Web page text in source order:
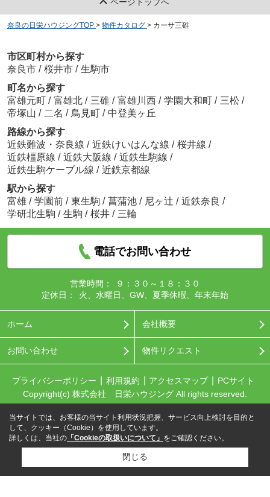
奈良の日栄ハウジングTOP > 物件カタログ > カーサ三碓
市区町村から探す
奈良市 / 桜井市 / 生駒市
町名から探す
富雄元町 / 富雄北 / 三碓 / 富雄川西 / 学園大和町 / 三松 /
帝塚山 / 二名 / 鳥見町 / 中登美ヶ丘
路線から探す
近鉄難波・奈良線 / 近鉄けいはんな線 / 桜井線 /
近鉄橿原線 / 近鉄大阪線 / 近鉄生駒線 /
近鉄生駒ケーブル線 / 近鉄京都線
駅から探す
富雄 / 学園前 / 東生駒 / 菖蒲池 / 尼ヶ辻 / 近鉄奈良 /
学研北生駒 / 生駒 / 桜井 / 三輪
電話でお問い合わせ
営業時間：
９：３０～１８：３０
定休日：
火、水曜日、GW、夏季休暇、年末年始
ホーム 会社概要
お問い合わせ 物件リクエスト
プライバシーポリシー 利用規約 アクセスマップ
PCサイト
Copyright(c) 株式会社 日栄ハウジング All rights reserved.
当サイトでは、お客様の当サイト利用状況把握、サービス向上検討を目的と
して、クッキー（Cookie）を使用しています。
詳しくは、当社の 「Cookieの取扱いについて」 をご確認ください。
閉じる